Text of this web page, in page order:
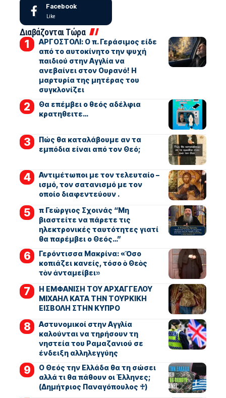
Facebook
Like
Διαβάζονται Τώρα
ΑΡΓΟΣΤΟΛΙ: Ο π. Γεράσιμος είδε
από το αυτοκίνητο την ψυχή
παιδιού στην Αγγλία να
ανεβαίνει στον Ουρανό! Η
μαρτυρία της μητέρας του
συγκλονίζει
Θα επέμβει ο θεός αδέλφια
κρατηθειτε…
Πώς θα καταλάβουμε αν τα
εμπόδια είναι από τον Θεό;
Αντιμέτωποι με τον τελευταίο –
ισμό, τον σατανισμό με τον
οποίο διαφεντεύουν .
π Γεώργιος Σχοινάς “Μη
βιαστείτε να πάρετε τις
ηλεκτρονικές ταυτότητες γιατί
θα παρέμβει ο Θεός…”
Γερόντισσα Μακρίνα: «Ὅσο
κοπιάζει κανείς, τόσο ὁ Θεὸς
τὸν ἀνταμείβει»
Η ΕΜΦΑΝΙΣΗ ΤΟΥ ΑΡΧΑΓΓΕΛΟΥ
ΜΙΧΑΗΛ ΚΑΤΑ ΤΗΝ ΤΟΥΡΚΙΚΗ
ΕΙΣΒΟΛΗ ΣΤΗΝ ΚΥΠΡΟ
Αστυνομικοί στην Αγγλία
καλούνται να τηρήσουν τη
νηστεία του Ραμαζανιού σε
ένδειξη αλληλεγγύης
Ο Θεός την Ελλάδα θα τη σώσει
αλλά τι θα πάθουν οι Έλληνες;
(Δημήτριος Παναγόπουλος ♰)